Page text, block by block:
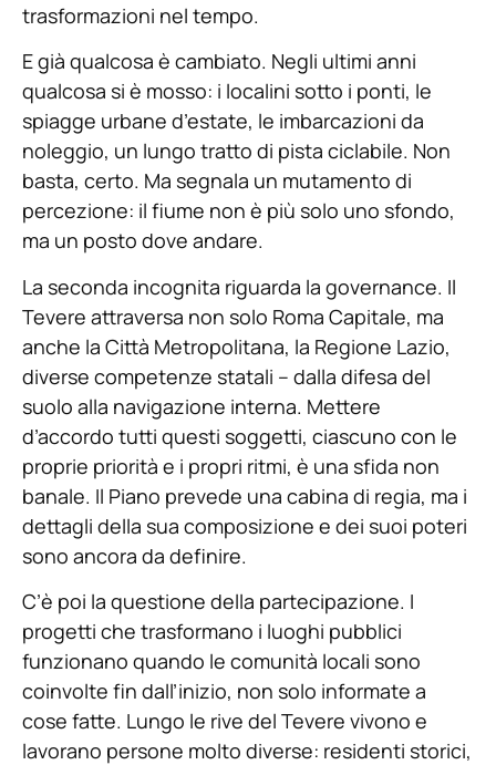
trasformazioni nel tempo.
E già qualcosa è cambiato. Negli ultimi anni
qualcosa si è mosso: i localini sotto i ponti, le
spiagge urbane d’estate, le imbarcazioni da
noleggio, un lungo tratto di pista ciclabile. Non
basta, certo. Ma segnala un mutamento di
percezione: il fiume non è più solo uno sfondo,
ma un posto dove andare.
La seconda incognita riguarda la governance. Il
Tevere attraversa non solo Roma Capitale, ma
anche la Città Metropolitana, la Regione Lazio,
diverse competenze statali – dalla difesa del
suolo alla navigazione interna. Mettere
d’accordo tutti questi soggetti, ciascuno con le
proprie priorità e i propri ritmi, è una sfida non
banale. Il Piano prevede una cabina di regia, ma i
dettagli della sua composizione e dei suoi poteri
sono ancora da definire.
C’è poi la questione della partecipazione. I
progetti che trasformano i luoghi pubblici
funzionano quando le comunità locali sono
coinvolte fin dall’inizio, non solo informate a
cose fatte. Lungo le rive del Tevere vivono e
lavorano persone molto diverse: residenti storici,